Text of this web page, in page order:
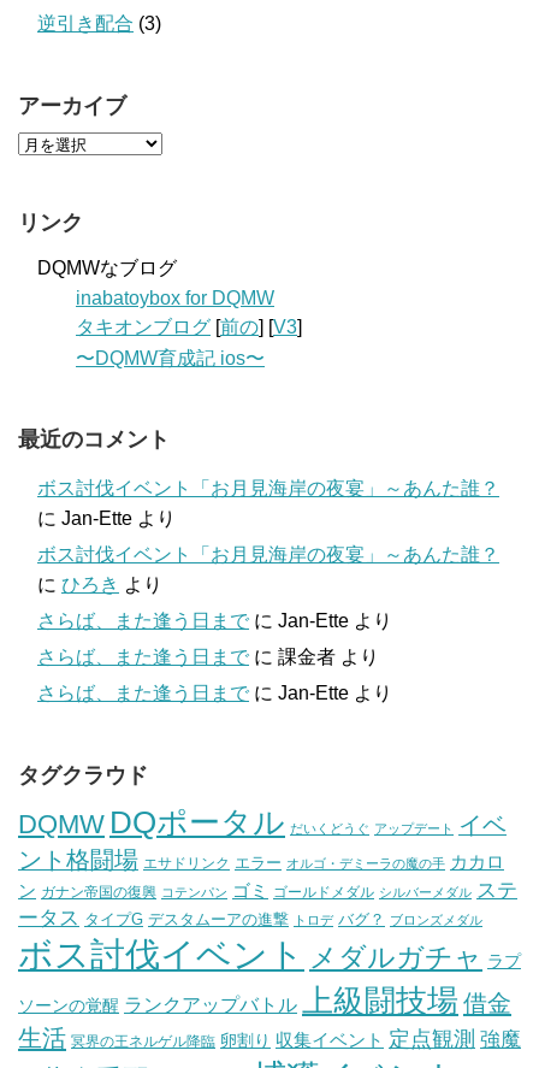
逆引き配合 (3)
アーカイブ
リンク
DQMWなブログ
inabatoybox for DQMW
タキオンブログ [前の] [V3]
〜DQMW育成記 ios〜
最近のコメント
ボス討伐イベント「お月見海岸の夜宴」～あんた誰？
に Jan-Ette より
ボス討伐イベント「お月見海岸の夜宴」～あんた誰？
に ひろき より
さらば、また逢う日まで に Jan-Ette より
さらば、また逢う日まで に 課金者 より
さらば、また逢う日まで に Jan-Ette より
タグクラウド
DQMW DQポータル だいくどうぐ アップデート
イベ
ント格闘場 エサドリンク エラー オルゴ・デミーラの魔の手 カカロ
ン ガナン帝国の復興 コテンパン ゴミ ゴールドメダル シルバーメダル ステ
ータス タイプG デスタムーアの進撃 トロデ バグ？ ブロンズメダル
ボス討伐イベント メダルガチャ ラプ
ソーンの覚醒 ランクアップバトル 上級闘技場 借金
生活 冥界の王ネルゲル降臨 卵割り 収集イベント 定点観測 強魔